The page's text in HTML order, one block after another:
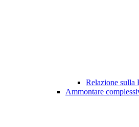
Relazione sulla
Ammontare